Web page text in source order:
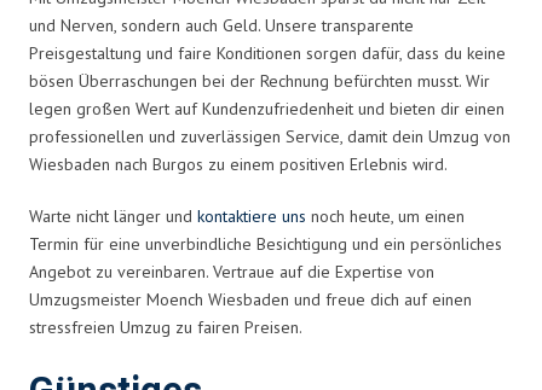
und Nerven, sondern auch Geld. Unsere transparente
Preisgestaltung und faire Konditionen sorgen dafür, dass du keine
bösen Überraschungen bei der Rechnung befürchten musst. Wir
legen großen Wert auf Kundenzufriedenheit und bieten dir einen
professionellen und zuverlässigen Service, damit dein Umzug von
Wiesbaden nach Burgos zu einem positiven Erlebnis wird.
Warte nicht länger und kontaktiere uns noch heute, um einen
Termin für eine unverbindliche Besichtigung und ein persönliches
Angebot zu vereinbaren. Vertraue auf die Expertise von
Umzugsmeister Moench Wiesbaden und freue dich auf einen
stressfreien Umzug zu fairen Preisen.